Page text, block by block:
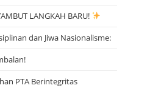
LANGKAH BARU!
dan Jiwa Nasionalisme:
PTA Berintegritas